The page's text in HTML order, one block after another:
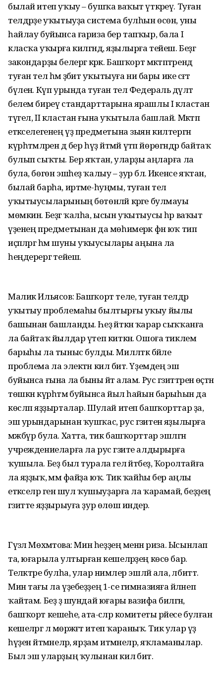
былай итеп уҡыу – бушҡа ваҡыт үткәреү. Туған
телдәрҙе уҡытыуҙа система булһын өсөн, уны
һайлау буйынса ғариза бер тапҡыр, бала I
класҡа уҡырға килгәндә, яҙылырға тейеш. Беҙгә
закондарҙы белергә кәрәк. Башҡорт мәктәптәрендә
туған тел һәм әҙәбиәт уҡытыуға ни бары ике сәғәт
бүленә. Күп урында туған тел Федераль дәүләт
белем биреү стандарттарына ярашлы I кластан
түгел, II кластан ғына уҡытыла башлай. Мәктәп
етәкселегенең үҙ предметына зыян килтергән
күрһәтмәләрен дә бер һүҙ әйтмәй үтәп йөрөгәндәр байтаҡ
булып сыҡты. Бер яҡтан, уларҙы аңларға ла
була, бөгөн эшһеҙ ҡалыу – ҙур бәлә. Икенсе яҡтан,
былай барһа, иртәме-һуңмы, туған тел
уҡытыусыларының бөтөнләй кәрәге булмауы
мөмкин. Беҙгә ҡалһа, ысын уҡытыусы һәр ваҡыт
үҙенең предметынан да мөһимерәк фән юҡ тип
иҫәпләргә һәм шуны уҡыусылары аңына ла
һеңдерергә тейеш.
Малик Ильясов: Башҡорт теле, туған телдәр
уҡытыу проблемаһы былтырғы уҡыу йылы
башынан башланды. Һеҙ әйткән ҡарар сыҡҡанға
ла байтаҡ йылдар үтеп киткән. Ошоға тиклем
барыһы ла тыныс булды. Милләткә бәйле
проблема ла электән килә бит. Үҙемдең эш
буйынса ғына ла быны әйтә алам. Рус гәзиттәренә өҫтән
төшкән күрһәтмә буйынса йыл һайын барыһын да
көсләп яҙҙырталар. Шулай итеп башҡорттар ҙа,
эш урындарынан ҡушҡас, рус гәзитенә яҙылырға
мәжбүр була. Хатта, тик башҡорттар эшләгән
учреждениеларға ла рус гәзите алдырырға
ҡушыла. Беҙ был турала гел әйтәбеҙ, Ҡоролтайға
ла яҙҙыҡ, әммә файҙа юҡ. Тик ҡайһы бер аңлы
етәкселәр генә шул ҡушыуҙарға ла ҡарамай, беҙҙең
гәзитте яҙҙырыуға ҙур өлөш индерә.
Гүзәл Мөхәмәтова: Мин һеҙҙең менән риза. Ысынлап
та, юғарыла ултырған кешеләрҙең көсө бар.
Теләктәре булһа, улар нимәлер эшләй ала, әлбиттә.
Мин тағы ла үҙебеҙҙең 1-се гимназияға әйләнеп
ҡайтам. Беҙ ҙә шундай юғары вазифа биләгән,
башҡорт кешеһе, ата-әсәләр комитеты рәйесе булған
кешеләргә лә мөрәжәғәт итеп ҡараныҡ. Тик улар үҙ
һүҙен әйтмәнеләр, ярҙам итмәнеләр, яҡламанылар.
Был эш уларҙың ҡулынан килә бит.